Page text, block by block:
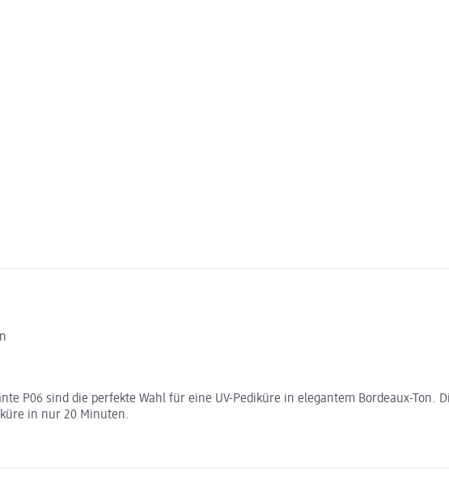
P06 sind die perfekte Wahl für eine UV-Pediküre in elegantem Bordeaux-
in nur 20 Minuten.